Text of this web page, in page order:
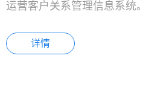
运营客户关系管理信息系统。
详情